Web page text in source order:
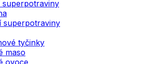
superpotraviny
superpotraviny
tyčinky
maso
ovoce